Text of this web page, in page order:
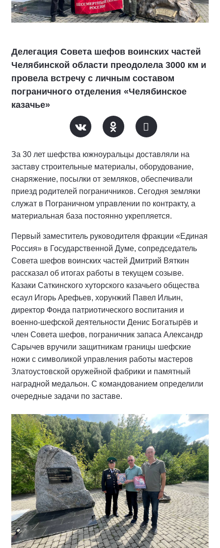
Делегация Совета шефов воинских частей
Челябинской области преодолела 3000 км и
провела встречу с личным составом
пограничного отделения «Челябинское
казачье»
За 30 лет шефства южноуральцы доставляли на
заставу строительные материалы, оборудование,
снаряжение, посылки от земляков, обеспечивали
приезд родителей пограничников. Сегодня земляки
служат в Пограничном управлении по контракту, а
материальная база постоянно укрепляется.
Первый заместитель руководителя фракции «Единая
Россия» в Государственной Думе, сопредседатель
Совета шефов воинских частей Дмитрий Вяткин
рассказал об итогах работы в текущем созыве.
Казаки Саткинского хуторского казачьего общества
есаул Игорь Арефьев, хорунжий Павел Ильин,
директор Фонда патриотического воспитания и
военно-шефской деятельности Денис Богатырёв и
член Совета шефов, пограничник запаса Александр
Сарычев вручили защитникам границы шефские
ножи с символикой управления работы мастеров
Златоустовской оружейной фабрики и памятный
наградной медальон. С командованием определили
очередные задачи по заставе.